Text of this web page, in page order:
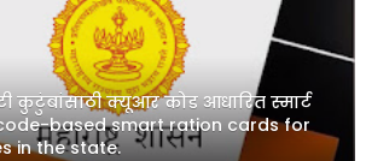
कुटुंबांसाठी क्यूआर कोड आधारित स्मार्ट
code-based smart ration cards for
in the state.